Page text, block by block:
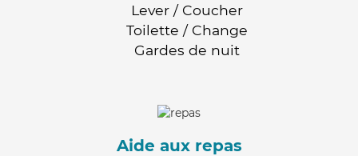
Lever / Coucher
Toilette / Change
Gardes de nuit
Aide aux repas